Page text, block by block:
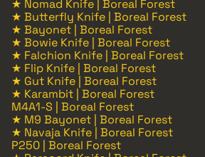
★ Nomad Knife | Boreal Forest
★ Butterfly Knife | Boreal Forest
★ Bayonet | Boreal Forest
★ Bowie Knife | Boreal Forest
★ Falchion Knife | Boreal Forest
★ Flip Knife | Boreal Forest
★ Gut Knife | Boreal Forest
★ Karambit | Boreal Forest
M4A1-S | Boreal Forest
★ M9 Bayonet | Boreal Forest
★ Navaja Knife | Boreal Forest
P250 | Boreal Forest